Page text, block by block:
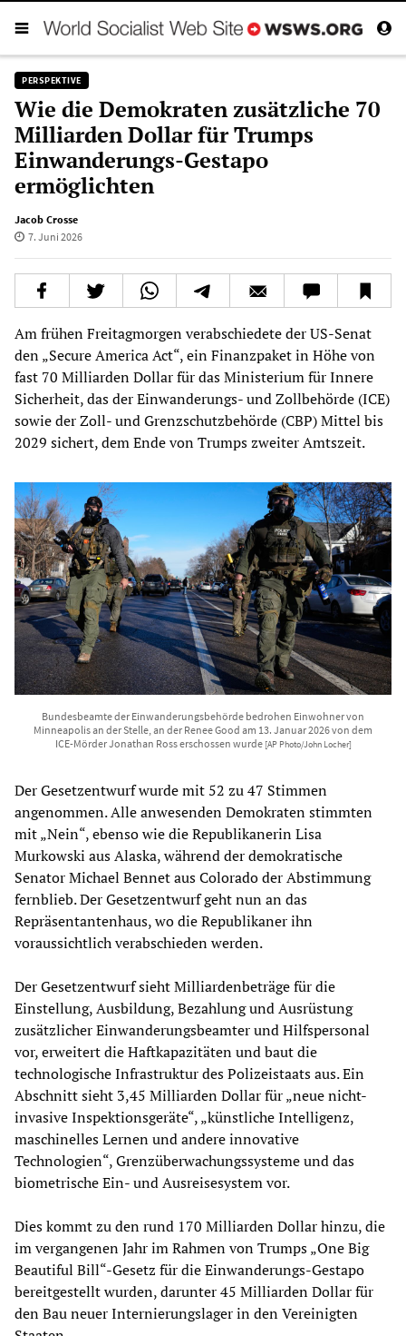
PERSPEKTIVE
Wie die Demokraten zusätzliche 70
Milliarden Dollar für Trumps
Einwanderungs-Gestapo
ermöglichten
Jacob Crosse
7. Juni 2026
Am frühen Freitagmorgen verabschiedete der US-Senat
den „Secure America Act“, ein Finanzpaket in Höhe von
fast 70 Milliarden Dollar für das Ministerium für Innere
Sicherheit, das der Einwanderungs- und Zollbehörde (ICE)
sowie der Zoll- und Grenzschutzbehörde (CBP) Mittel bis
2029 sichert, dem Ende von Trumps zweiter Amtszeit.
Bundesbeamte der Einwanderungsbehörde bedrohen Einwohner von
Minneapolis an der Stelle, an der Renee Good am 13. Januar 2026 von dem
ICE-Mörder Jonathan Ross erschossen wurde [AP Photo/John Locher]
Der Gesetzentwurf wurde mit 52 zu 47 Stimmen
angenommen. Alle anwesenden Demokraten stimmten
mit „Nein“, ebenso wie die Republikanerin Lisa
Murkowski aus Alaska, während der demokratische
Senator Michael Bennet aus Colorado der Abstimmung
fernblieb. Der Gesetzentwurf geht nun an das
Repräsentantenhaus, wo die Republikaner ihn
voraussichtlich verabschieden werden.
Der Gesetzentwurf sieht Milliardenbeträge für die
Einstellung, Ausbildung, Bezahlung und Ausrüstung
zusätzlicher Einwanderungsbeamter und Hilfspersonal
vor, erweitert die Haftkapazitäten und baut die
technologische Infrastruktur des Polizeistaats aus. Ein
Abschnitt sieht 3,45 Milliarden Dollar für „neue nicht-
invasive Inspektionsgeräte“, „künstliche Intelligenz,
maschinelles Lernen und andere innovative
Technologien“, Grenzüberwachungssysteme und das
biometrische Ein- und Ausreisesystem vor.
Dies kommt zu den rund 170 Milliarden Dollar hinzu, die
im vergangenen Jahr im Rahmen von Trumps „One Big
Beautiful Bill“-Gesetz für die Einwanderungs-Gestapo
bereitgestellt wurden, darunter 45 Milliarden Dollar für
den Bau neuer Internierungslager in den Vereinigten